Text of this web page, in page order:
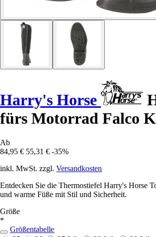
Harry's Horse
fürs Motorrad Falco
Ab
84,95 € 55,31 € -35%
inkl. MwSt. zzgl. Versandkosten
Entdecken Sie die Thermostiefel Harry's Horse
und warme Füße mit Stil und Sicherheit.
Größe
*
Größentabelle